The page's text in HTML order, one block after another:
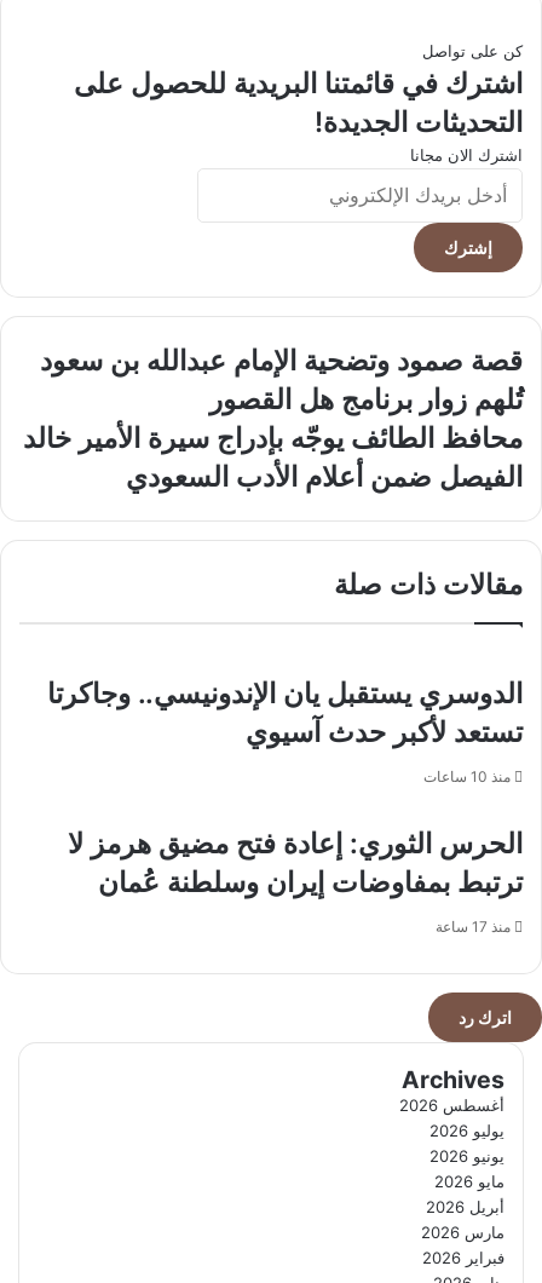
كن على تواصل
اشترك في قائمتنا البريدية للحصول على
التحديثات الجديدة!
اشترك الان مجانا
أدخل
بريدك
الإلكتروني
قصة
وتضحية
الإمام
عبدالله
بن
برنامج
القصور
قصة صمود وتضحية الإمام عبدالله بن سعود
تُلهم زوار برنامج هل القصور
محافظ
الطائف
يوجّه
خالد
ضمن
الأدب
السعودي
محافظ الطائف يوجّه بإدراج سيرة الأمير خالد
الفيصل ضمن أعلام الأدب السعودي
مقالات ذات صلة
الدوسري يستقبل يان الإندونيسي.. وجاكرتا
تستعد لأكبر حدث آسيوي
منذ 10 ساعات
الحرس الثوري: إعادة فتح مضيق هرمز لا
ترتبط بمفاوضات إيران وسلطنة عُمان
منذ 17 ساعة
اترك رد
Archives
أغسطس 2026
يوليو 2026
يونيو 2026
مايو 2026
أبريل 2026
مارس 2026
فبراير 2026